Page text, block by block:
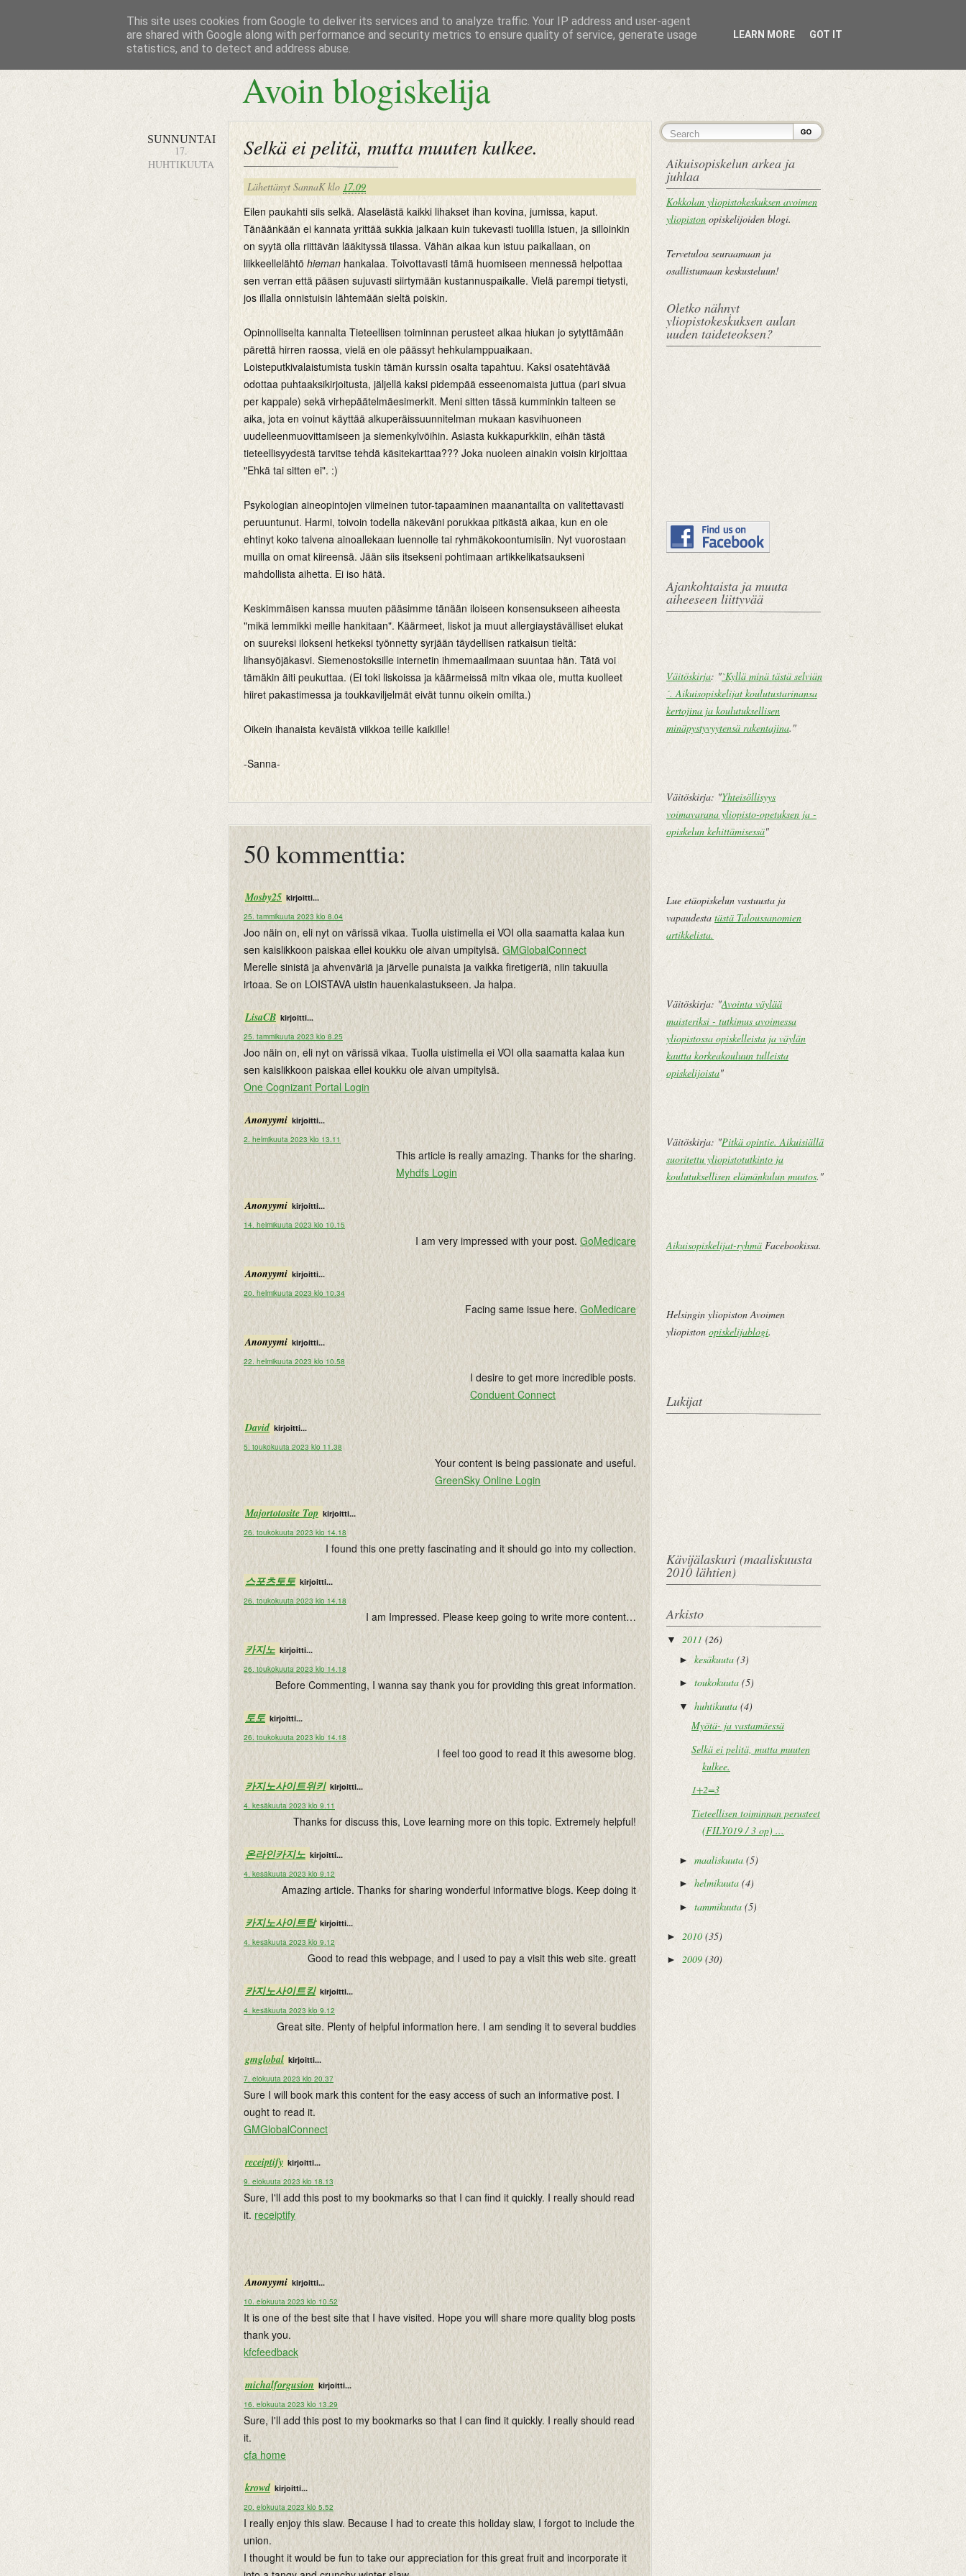
Avoin blogiskelija
SUNNUNTAI
17.
HUHTIKUUTA
Selkä ei pelitä, mutta muuten kulkee.
Lähettänyt SannaK klo 17.09
Eilen paukahti siis selkä. Alaselästä kaikki lihakset ihan kovina, jumissa, kaput.
Tänäänkään ei kannata yrittää sukkia jalkaan kuin tukevasti tuolilla istuen, ja silloinkin
on syytä olla riittävän lääkityssä tilassa. Vähän aikaa kun istuu paikallaan, on
liikkeellelähtö hieman hankalaa. Toivottavasti tämä huomiseen mennessä helpottaa
sen verran että pääsen sujuvasti siirtymään kustannuspaikalle. Vielä parempi tietysti,
jos illalla onnistuisin lähtemään sieltä poiskin.
Opinnolliselta kannalta Tieteellisen toiminnan perusteet alkaa hiukan jo sytyttämään
pärettä hirren raossa, vielä en ole päässyt hehkulamppuaikaan.
Loisteputkivalaistumista tuskin tämän kurssin osalta tapahtuu. Kaksi osatehtävää
odottaa puhtaaksikirjoitusta, jäljellä kaksi pidempää esseenomaista juttua (pari sivua
per kappale) sekä virhepäätelmäesimerkit. Meni sitten tässä kumminkin talteen se
aika, jota en voinut käyttää alkuperäissuunnitelman mukaan kasvihuoneen
uudelleenmuovittamiseen ja siemenkylvöihin. Asiasta kukkapurkkiin, eihän tästä
tieteellisyydestä tarvitse tehdä käsitekarttaa??? Joka nuoleen ainakin voisin kirjoittaa
"Ehkä tai sitten ei". :)
Psykologian aineopintojen viimeinen tutor-tapaaminen maanantailta on valitettavasti
peruuntunut. Harmi, toivoin todella näkeväni porukkaa pitkästä aikaa, kun en ole
ehtinyt koko talvena ainoallekaan luennolle tai ryhmäkokoontumisiin. Nyt vuorostaan
muilla on omat kiireensä. Jään siis itsekseni pohtimaan artikkelikatsaukseni
mahdollista aihetta. Ei iso hätä.
Keskimmäisen kanssa muuten pääsimme tänään iloiseen konsensukseen aiheesta
"mikä lemmikki meille hankitaan". Käärmeet, liskot ja muut allergiaystävälliset elukat
on suureksi ilokseni hetkeksi työnnetty syrjään täydellisen ratkaisun tieltä:
lihansyöjäkasvi. Siemenostoksille internetin ihmemaailmaan suuntaa hän. Tätä voi
tämäkin äiti peukuttaa. (Ei toki liskoissa ja käärmeissä mitn vikaa ole, mutta kuolleet
hiiret pakastimessa ja toukkaviljelmät eivät tunnu oikein omilta.)
Oikein ihanaista keväistä viikkoa teille kaikille!
-Sanna-
50 kommenttia:
Mosby25 kirjoitti...
25. tammikuuta 2023 klo 8.04
Joo näin on, eli nyt on värissä vikaa. Tuolla uistimella ei VOI olla saamatta kalaa kun
sen kaislikkoon paiskaa ellei koukku ole aivan umpitylsä. GMGlobalConnect
Merelle sinistä ja ahvenväriä ja järvelle punaista ja vaikka firetigeriä, niin takuulla
irtoaa. Se on LOISTAVA uistin hauenkalastukseen. Ja halpa.
LisaCB kirjoitti...
25. tammikuuta 2023 klo 8.25
Joo näin on, eli nyt on värissä vikaa. Tuolla uistimella ei VOI olla saamatta kalaa kun
sen kaislikkoon paiskaa ellei koukku ole aivan umpitylsä.
One Cognizant Portal Login
Anonyymi kirjoitti...
2. helmikuuta 2023 klo 13.11
This article is really amazing. Thanks for the sharing.
Myhdfs Login
Anonyymi kirjoitti...
14. helmikuuta 2023 klo 10.15
I am very impressed with your post. GoMedicare
Anonyymi kirjoitti...
20. helmikuuta 2023 klo 10.34
Facing same issue here. GoMedicare
Anonyymi kirjoitti...
22. helmikuuta 2023 klo 10.58
I desire to get more incredible posts.
Conduent Connect
David kirjoitti...
5. toukokuuta 2023 klo 11.38
Your content is being passionate and useful.
GreenSky Online Login
Majortotosite Top kirjoitti...
26. toukokuuta 2023 klo 14.18
I found this one pretty fascinating and it should go into my collection.
스포츠토토 kirjoitti...
26. toukokuuta 2023 klo 14.18
I am Impressed. Please keep going to write more content…
카지노 kirjoitti...
26. toukokuuta 2023 klo 14.18
Before Commenting, I wanna say thank you for providing this great information.
토토 kirjoitti...
26. toukokuuta 2023 klo 14.18
I feel too good to read it this awesome blog.
카지노사이트위키 kirjoitti...
4. kesäkuuta 2023 klo 9.11
Thanks for discuss this, Love learning more on this topic. Extremely helpful!
온라인카지노 kirjoitti...
4. kesäkuuta 2023 klo 9.12
Amazing article. Thanks for sharing wonderful informative blogs. Keep doing it
카지노사이트탑 kirjoitti...
4. kesäkuuta 2023 klo 9.12
Good to read this webpage, and I used to pay a visit this web site. greatt
카지노사이트킹 kirjoitti...
4. kesäkuuta 2023 klo 9.12
Great site. Plenty of helpful information here. I am sending it to several buddies
gmglobal kirjoitti...
7. elokuuta 2023 klo 20.37
Sure I will book mark this content for the easy access of such an informative post. I
ought to read it.
GMGlobalConnect
receiptify kirjoitti...
9. elokuuta 2023 klo 18.13
Sure, I'll add this post to my bookmarks so that I can find it quickly. I really should read
it. receiptify
Anonyymi kirjoitti...
10. elokuuta 2023 klo 10.52
It is one of the best site that I have visited. Hope you will share more quality blog posts
thank you.
kfcfeedback
michalforgusion kirjoitti...
16. elokuuta 2023 klo 13.29
Sure, I'll add this post to my bookmarks so that I can find it quickly. I really should read
it.
cfa home
krowd kirjoitti...
20. elokuuta 2023 klo 5.52
I really enjoy this slaw. Because I had to create this holiday slaw, I forgot to include the
union.
I thought it would be fun to take our appreciation for this great fruit and incorporate it
E
Aikuisopiskelun arkea ja
juhlaa
Kokkolan yliopistokeskuksen avoimen
yliopiston opiskelijoiden blogi.
Tervetuloa seuraamaan ja
osallistumaan keskusteluun!
Oletko nähnyt
yliopistokeskuksen aulan
uuden taideteoksen?
Ajankohtaista ja muuta
aiheeseen liittyvää
Väitöskirja: "`Kyllä minä tästä selviän
´. Aikuisopiskelijat koulutustarinansa
kertojina ja koulutuksellisen
minäpystyvyytensä rakentajina."
Väitöskirja: "Yhteisöllisyys
voimavarana yliopisto-opetuksen ja -
opiskelun kehittämisessä"
Lue etäopiskelun vastuusta ja
vapaudesta tästä Taloussanomien
artikkelista.
Väitöskirja: "Avointa väylää
maisteriksi - tutkimus avoimessa
yliopistossa opiskelleista ja väylän
kautta korkeakouluun tulleista
opiskelijoista"
Väitöskirja: "Pitkä opintie. Aikuisiällä
suoritettu yliopistotutkinto ja
koulutuksellisen elämänkulun muutos."
Aikuisopiskelijat-ryhmä Facebookissa.
Helsingin yliopiston Avoimen
yliopiston opiskelijablogi.
Lukijat
Kävijälaskuri (maaliskuusta
2010 lähtien)
Arkisto
▼ 2011 (26)
► kesäkuuta (3)
► toukokuuta (5)
▼ huhtikuuta (4)
Myötä- ja vastamäessä
Selkä ei pelitä, mutta muuten
kulkee.
1+2=3
Tieteellisen toiminnan perusteet
(FILY019 / 3 op) ...
► maaliskuuta (5)
► helmikuuta (4)
► tammikuuta (5)
► 2010 (35)
► 2009 (30)
This site uses cookies from Google to deliver its services and to analyze traffic. Your IP address and user-agent
are shared with Google along with performance and security metrics to ensure quality of service, generate usage
statistics, and to detect and address abuse.
LEARN MORE GOT IT